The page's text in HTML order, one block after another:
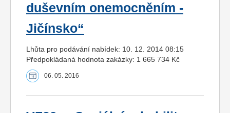
duševním onemocněním -
Jičínsko“
Lhůta pro podávání nabídek: 10. 12. 2014 08:15
Předpokládaná hodnota zakázky: 1 665 734 Kč
06. 05. 2016